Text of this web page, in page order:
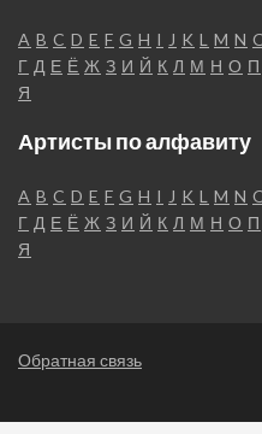
A B C D E F G H I J K L M N
Г Д Е Ё Ж З И Й К Л М Н О П
Я
Артисты по алфавиту
A B C D E F G H I J K L M N
Г Д Е Ё Ж З И Й К Л М Н О П
Я
Обратная связь